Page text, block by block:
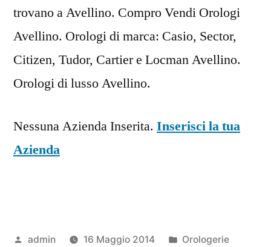
trovano a Avellino. Compro Vendi Orologi
Avellino. Orologi di marca: Casio, Sector,
Citizen, Tudor, Cartier e Locman Avellino.
Orologi di lusso Avellino.
Nessuna Azienda Inserita. Inserisci la tua
Azienda
Pubblicato
admin 16 Maggio 2014
Pubblicato
Orologerie